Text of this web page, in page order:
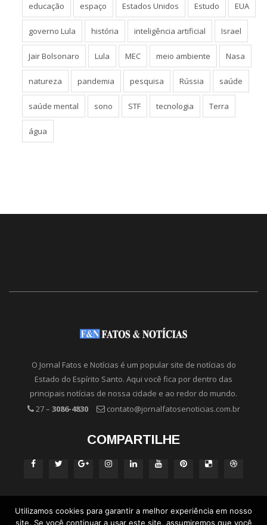
educação espaço Estados Unidos Estudo EUA
governo Lula história inteligência artificial Israel
Jair Bolsonaro Lula MEC meio ambiente Nasa
natureza pandemia pesquisa Rússia saúde
saúde mental sono STF tecnologia Terra
água
O Jornal Fatos e Notícias é um popular site de notícias do
Estado do Espírito Santo. Aqui você fica por dentro das
principais notícias de nossa cidade e ao redor do mundo.
27 – 3086-4830 contato@jornalfatosenoticias.com.br
COMPARTILHE
Utilizamos cookies para garantir a melhor experiência em nosso
site. Se você continuar a usar este site, assumiremos que você